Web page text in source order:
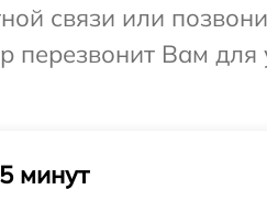
связи или
Вам для
минут